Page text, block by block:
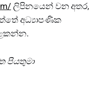
ලිපිනයෙන් වන අතර,
අධ්‍යාපණික
පියතුමා